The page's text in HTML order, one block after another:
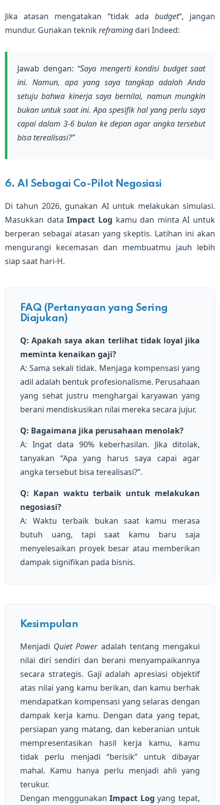
Jika atasan mengatakan “tidak ada budget“, jangan
mundur. Gunakan teknikreframingdari Indeed:
Jawab dengan: “Saya mengerti kondisi budget saat
ini. Namun, apa yang saya tangkap adalah Anda
setuju bahwa kinerja saya bernilai, namun mungkin
bukan untuk saat ini. Apa spesifik hal yang perlu saya
capai dalam 3-6 bulan ke depan agar angka tersebut
bisa terealisasi?”
6. AI Sebagai Co-Pilot Negosiasi
Di tahun 2026, gunakan AI untuk melakukan simulasi.
Masukkan dataImpact Log kamu dan minta AI untuk
berperan sebagai atasan yang skeptis. Latihan ini akan
mengurangi kecemasan dan membuatmu jauh lebih
siap saat hari-H.
FAQ (Pertanyaan yang Sering
Diajukan)
Q: Apakah saya akan terlihat tidak loyal jika
meminta kenaikan gaji?
A: Sama sekali tidak. Menjaga kompensasi yang
adil adalah bentuk profesionalisme. Perusahaan
yang sehat justru menghargai karyawan yang
berani mendiskusikan nilai mereka secara jujur.
Q: Bagaimana jika perusahaan menolak?
A: Ingat data 90% keberhasilan. Jika ditolak,
tanyakan “Apa yang harus saya capai agar
angka tersebut bisa terealisasi?”.
Q: Kapan waktu terbaik untuk melakukan
negosiasi?
A: Waktu terbaik bukan saat kamu merasa
butuh uang, tapi saat kamu baru saja
menyelesaikan proyek besar atau memberikan
dampak signifikan pada bisnis.
Kesimpulan
Menjadi Quiet Poweradalah tentang mengakui
nilai diri sendiri dan berani menyampaikannya
secara strategis. Gaji adalah apresiasi objektif
atas nilai yang kamu berikan, dan kamu berhak
mendapatkan kompensasi yang selaras dengan
dampak kerja kamu. Dengan data yang tepat,
persiapan yang matang, dan keberanian untuk
mempresentasikan hasil kerja kamu, kamu
tidak perlu menjadi “berisik” untuk dibayar
mahal. Kamu hanya perlu menjadi ahli yang
terukur.
Dengan menggunakanImpact Log yang tepat,